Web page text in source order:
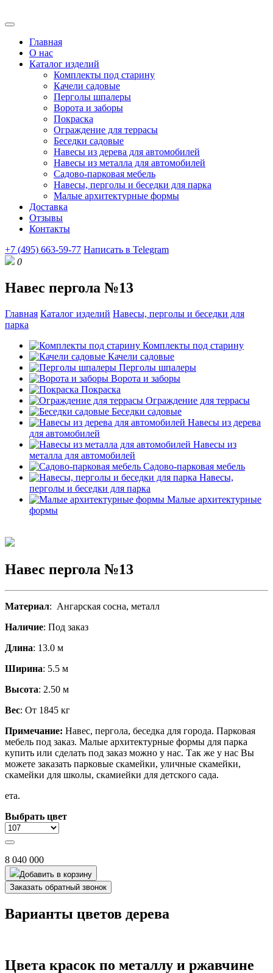
Главная
О нас
Каталог изделий
Комплекты под старину
Качели садовые
Перголы шпалеры
Ворота и заборы
Покраска
Ограждение для террасы
Беседки садовые
Навесы из дерева для автомобилей
Навесы из металла для автомобилей
Садово-парковая мебель
Навесы, перголы и беседки для парка
Малые архитектурные формы
Доставка
Отзывы
Контакты
+7 (495) 663-59-77 Написать в Telegram
0
Навес пергола №13
Главная Каталог изделий Навесы, перголы и беседки для
парка
Комплекты под старину
Качели садовые
Перголы шпалеры
Ворота и заборы
Покраска
Ограждение для террасы
Беседки садовые
Навесы из дерева
для автомобилей
Навесы из
металла для автомобилей
Садово-парковая мебель
Навесы,
перголы и беседки для парка
Малые архитектурные
формы
Навес пергола №13
Материал: Ангарская сосна, металл
Наличие: Под заказ
Длина: 13.0 м
Ширина: 5.5 м
Высота: 2.50 м
Вес: От 1845 кг
Примечание: Навес, пергола, беседка для города. Парковая
мебель под заказ. Малые архитектурные формы для парка
купить или сделать под заказ можно у нас. Так же у нас Вы
можете заказать парковые скамейки, уличные скамейки,
скамейки для школы, скамиейки для детского сада.
ета.
Выбрать цвет
8 040 000
Добавить в корзину
Заказать обратный звонок
Варианты цветов дерева
Цвета красок по металлу и ржавчине